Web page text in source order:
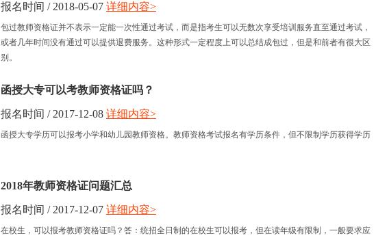
报名时间 / 2018-05-07
包过教师资格证并不表示一定能一次性通过考试，而是指考生可以无数次享受培训服务直至通过考试，
或者几年时间没有通过可以提供退费服务。这种形式一定程度上可以总结成包过，但是和前者有很大区
别。
详细内容>
函授大专可以考教师资格证吗？
报名时间 / 2017-12-08
函授大专学历可以报考小学和幼儿园教师资格。教师资格考试报名有学历条件，但不限制学历获得学历
详细内容>
2018年教师资格证问题汇总
报名时间 / 2017-12-07
在校生，可以报考教师资格证吗？答：统招全日制的在校生可以报考，但在读年级有限制，一般要求应
详细内容>